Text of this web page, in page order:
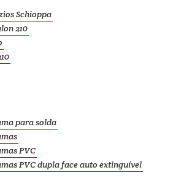
Schioppa
210
para solda
PVC
PVC dupla face auto extinguível